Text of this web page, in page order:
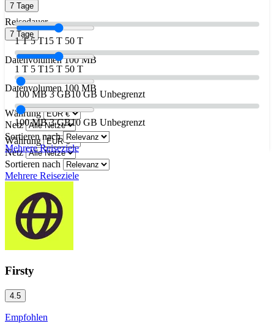
7 Tage
1 T 5 T15 T 50 T
Datenvolumen 100 MB
100 MB 3 GB10 GB Unbegrenzt
Währung
Netz
Sortieren nach
Mehrere Reiseziele
Reisedauer
7 Tage
1 T 5 T15 T 50 T
Datenvolumen 100 MB
100 MB 3 GB10 GB Unbegrenzt
Währung
Netz
Sortieren nach
Mehrere Reiseziele
Firsty
4.5
Empfohlen